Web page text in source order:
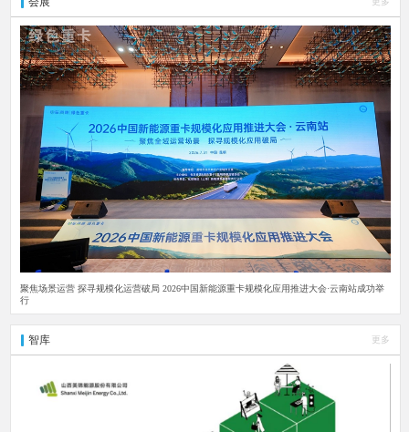
聚焦场景运营 探寻规模化运营破局 2026中国新能源重卡规模化应用推进大会·云南站成功举
行
智库 更多